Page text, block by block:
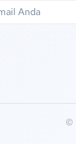
©